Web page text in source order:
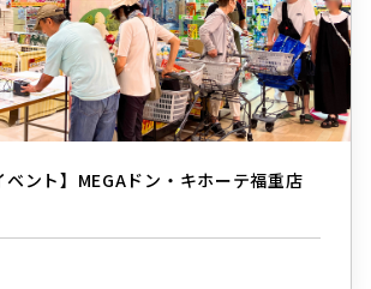
ベント】MEGAドン・キホーテ福重店